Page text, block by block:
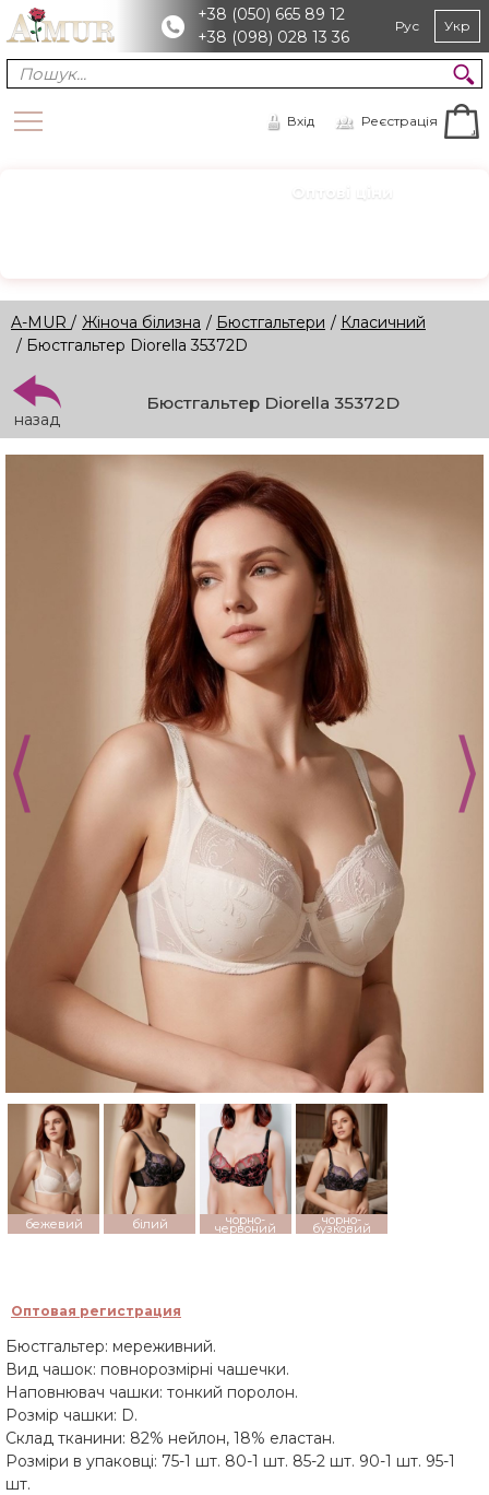
+38 (050) 665 89 12
+38 (098) 028 13 36
Рус Укр
Вхід Реєстрація
Оптові ціни
A-MUR / Жіноча білизна / Бюстгальтери / Класичний
/ Бюстгальтер Diorella 35372D
назад
Бюстгальтер Diorella 35372D
бежевий білий чорно-
червоний
чорно-
бузковий
Оптовая регистрация
Бюстгальтер: мереживний.
Вид чашок: повнорозмірні чашечки.
Наповнювач чашки: тонкий поролон.
Розмір чашки: D.
Склад тканини: 82% нейлон, 18% еластан.
Розміри в упаковці: 75-1 шт. 80-1 шт. 85-2 шт. 90-1 шт. 95-1
шт.